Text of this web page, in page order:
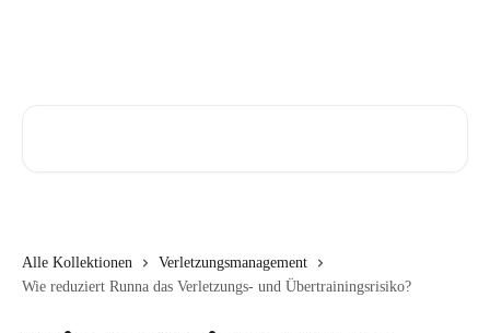
Alle Kollektionen
Verletzungsmanagement
Wie reduziert Runna das Verletzungs- und Übertrainingsrisiko?